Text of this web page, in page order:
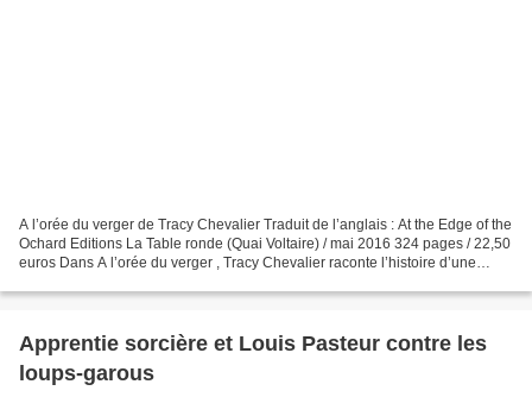
A l’orée du verger de Tracy Chevalier Traduit de l’anglais : At the Edge of the
Ochard Editions La Table ronde (Quai Voltaire) / mai 2016 324 pages / 22,50
euros Dans A l’orée du verger , Tracy Chevalier raconte l’histoire d’une
Apprentie sorcière et Louis Pasteur contre les
loups-garous